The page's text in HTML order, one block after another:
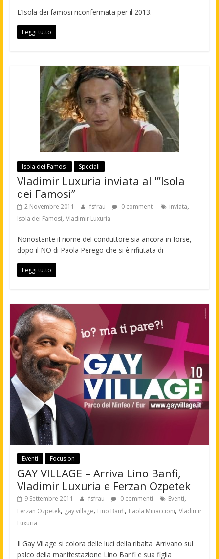
L’Isola dei famosi riconfermata per il 2013.
Leggi tutto
Isola dei Famosi Speciali
Vladimir Luxuria inviata all'”Isola
dei Famosi”
2 Novembre 2011 fsfrau 0 commenti inviata,
Isola dei Famosi, Vladimir Luxuria
Nonostante il nome del conduttore sia ancora in forse,
dopo il NO di Paola Perego che si è rifiutata di
Leggi tutto
Eventi Focus on
GAY VILLAGE – Arriva Lino Banfi,
Vladimir Luxuria e Ferzan Ozpetek
9 Settembre 2011 fsfrau 0 commenti Eventi,
Ferzan Ozpetek, gay village, Lino Banfi, Paola Minaccioni, Vladimir
Luxuria
Il Gay Village si colora delle luci della ribalta. Arrivano sul
palco della manifestazione Lino Banfi e sua figlia